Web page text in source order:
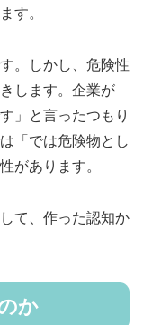
す。
。しかし、危険性
します。企業が
」と言ったつもり
「では危険物とし
があります。
て、作った認知か
か